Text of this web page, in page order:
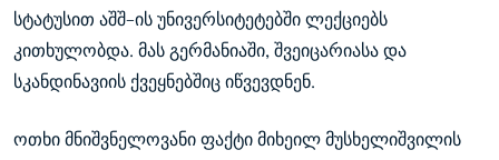
სტატუსით აშშ–ის უნივერსიტეტებში ლექციებს
კითხულობდა. მას გერმანიაში, შვეიცარიასა და
სკანდინავიის ქვეყნებშიც იწვევდნენ.
ოთხი მნიშვნელოვანი ფაქტი მიხეილ მუსხელიშვილის